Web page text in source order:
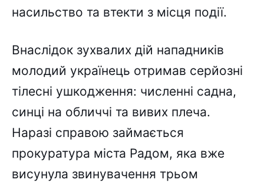
насильство та втекти з місця події.
Внаслідок зухвалих дій нападників
молодий українець отримав серйозні
тілесні ушкодження: численні садна,
синці на обличчі та вивих плеча.
Наразі справою займається
прокуратура міста Радом, яка вже
висунула звинувачення трьом